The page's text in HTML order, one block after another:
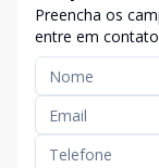
Preencha os
entre em contato